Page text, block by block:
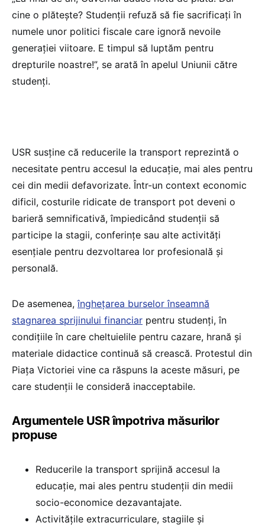
cine o plătește? Studenții refuză să fie sacrificați în
numele unor politici fiscale care ignoră nevoile
generației viitoare. E timpul să luptăm pentru
drepturile noastre!”, se arată în apelul Uniunii către
studenți.
USR susține că reducerile la transport reprezintă o
necesitate pentru accesul la educație, mai ales pentru
cei din medii defavorizate. Într-un context economic
dificil, costurile ridicate de transport pot deveni o
barieră semnificativă, împiedicând studenții să
participe la stagii, conferințe sau alte activități
esențiale pentru dezvoltarea lor profesională și
personală.
De asemenea,înghețarea burselor înseamnă
stagnarea sprijinului financiar pentru studenți, în
condițiile în care cheltuielile pentru cazare, hrană și
materiale didactice continuă să crească. Protestul din
Piața Victoriei vine ca răspuns la aceste măsuri, pe
care studenții le consideră inacceptabile.
Argumentele USR împotriva măsurilor
propuse
Reducerile la transport sprijină accesul la
educație, mai ales pentru studenții din medii
socio-economice dezavantajate.
Activitățile extracurriculare, stagiile și